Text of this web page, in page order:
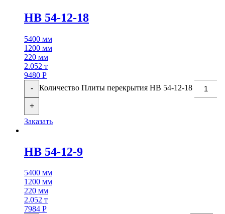
НВ 54-12-18
5400 мм
1200 мм
220 мм
2.052 т
9480 Р
-
Количество Плиты перекрытия НВ 54-12-18
+
Заказать
НВ 54-12-9
5400 мм
1200 мм
220 мм
2.052 т
7984 Р